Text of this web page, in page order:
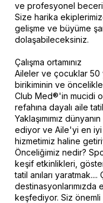
ve profesyonel
Size harika
gelişme ve büyüme
dolaşabileceksiniz.
Çalışma ortamınız
Aileler ve çocuklar 50
birikiminin ve
Club Med®'in mucidi
refahına dayalı aile
Yaklaşımımız
ediyor ve Aile'yi en iyi
hizmetimiz haline
Önceliğimiz nedir?
keşif etkinlikleri,
tatil anıları
keşfediyor. Siz